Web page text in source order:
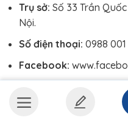
Trụ sở: Số 33 Trần
Nội.
Số điện thoại: 0988 001
Facebook:
https://
Nha khoa Shinbi Dental